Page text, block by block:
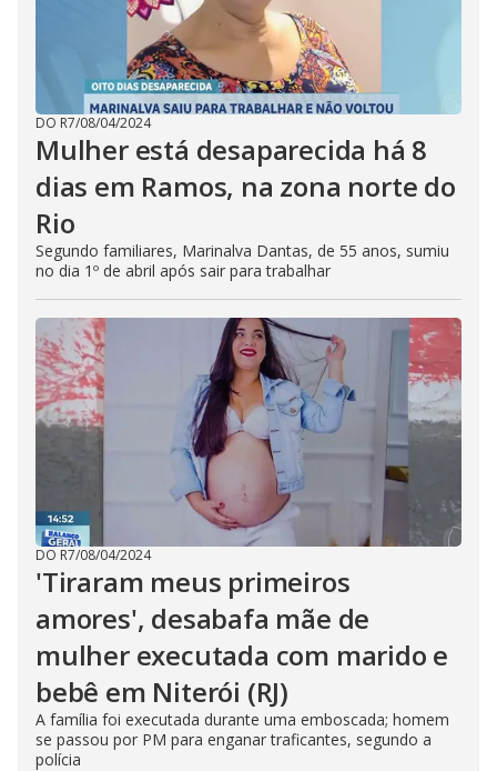
DO R7/08/04/2024
Mulher está desaparecida há 8
dias em Ramos, na zona norte do
Rio
Segundo familiares, Marinalva Dantas, de 55 anos, sumiu
no dia 1º de abril após sair para trabalhar
DO R7/08/04/2024
'Tiraram meus primeiros
amores', desabafa mãe de
mulher executada com marido e
bebê em Niterói (RJ)
A família foi executada durante uma emboscada; homem
se passou por PM para enganar traficantes, segundo a
polícia